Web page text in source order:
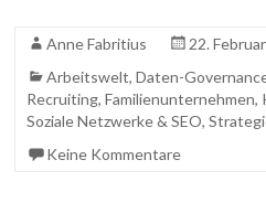
Anne Fabritius
22.
Arbeitswelt,Daten-
Recruiting,Familienunternehmen,
Soziale Netzwerke & SEO,
Keine Kommentare